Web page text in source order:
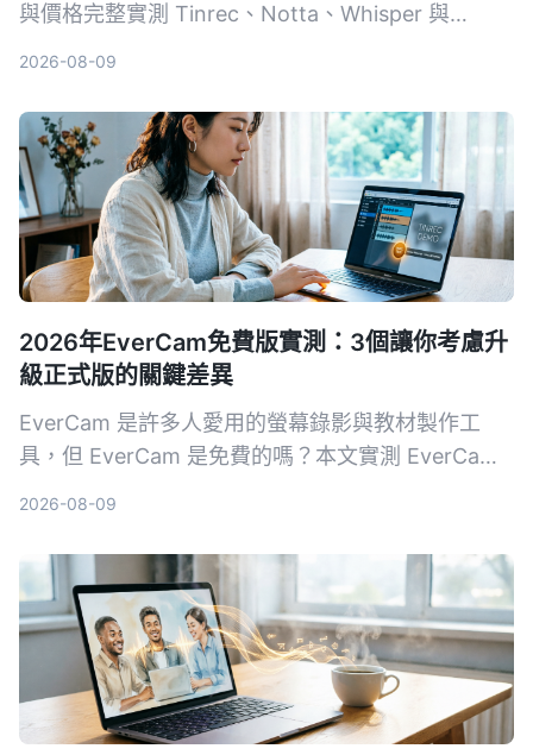
與價格完整實測 Tinrec、Notta、Whisper 與
2026-08-09
2026年EverCam免費版實測：3個讓你考慮升
級正式版的關鍵差異
EverCam 是許多人愛用的螢幕錄影與教材製作工
具，但 EverCam 是免費的嗎？本文實測 EverCam
2026-08-09